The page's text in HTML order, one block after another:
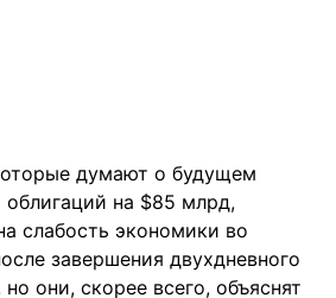
думают о будущем
на $85 млрд,
слабость экономики во
завершения двухдневного
они, скорее всего, объяснят